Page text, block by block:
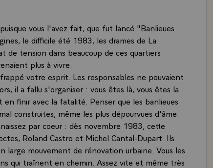
vous l'avez fait, que fut lancé "Banlieues
le difficile été 1983, les drames de La
de tension dans beaucoup de ces quartiers
plus à vivre.
votre esprit. Les responsables ne pouvaient
il a fallu s'organiser : vous êtes là, vous êtes la
finir avec la fatalité. Penser que les banlieues
construites, même les plus dépourvues d'âme.
par coeur : dès novembre 1983, cette
Roland Castro et Michel Cantal-Dupart. Ils
large mouvement de rénovation urbaine. Vous les
qui traînent en chemin. Assez vite et même très